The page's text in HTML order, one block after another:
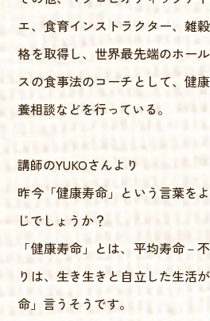
エ、食育インストラクター、雑
格を取得し、世界最先端のホー
スの食事法のコーチとして、健
養相談などを行っている。
講師のYUKOさんより
昨今「健康寿命」という言葉を
じでしょうか？
「健康寿命」とは、平均寿命－
りは、生き生きと自立した生活
命」言うそうです。